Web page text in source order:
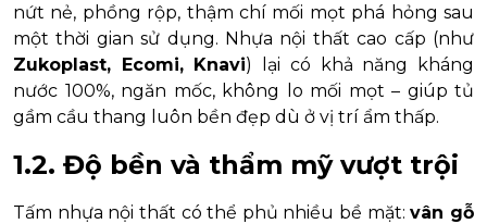
nứt nẻ, phồng rộp, thậm chí mối mọt phá hỏng sau
một thời gian sử dụng. Nhựa nội thất cao cấp (như
Zukoplast, Ecomi, Knavi) lại có khả năng kháng
nước 100%, ngăn mốc, không lo mối mọt – giúp tủ
gầm cầu thang luôn bền đẹp dù ở vị trí ẩm thấp.
1.2. Độ bền và thẩm mỹ vượt trội
Tấm nhựa nội thất có thể phủ nhiều bề mặt:vân gỗ